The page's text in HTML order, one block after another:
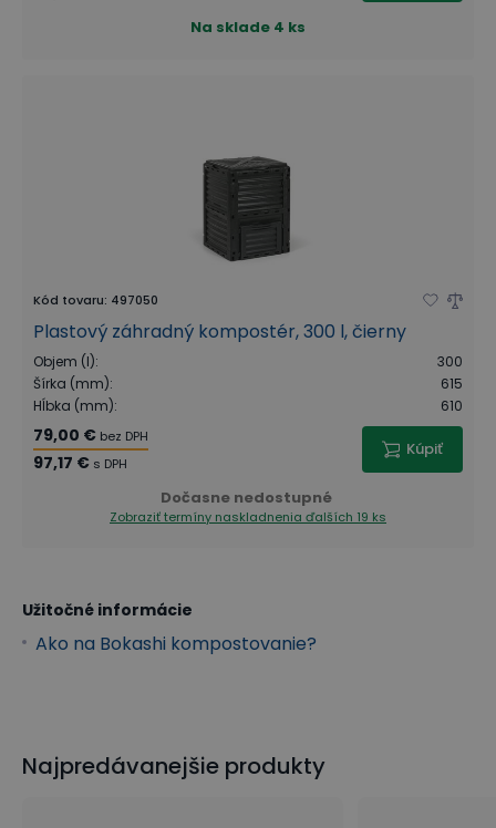
Na sklade 4 ks
Kód tovaru: 497050
Plastový záhradný kompostér, 300 l, čierny
Objem (l):
300
Šírka (mm):
615
Hĺbka (mm): 610
79,00 € bez DPH
97,17 € s DPH
Kúpiť
Dočasne nedostupné
Zobraziť termíny naskladnenia ďalších 19 ks
Užitočné informácie
Ako na Bokashi kompostovanie?
Najpredávanejšie produkty